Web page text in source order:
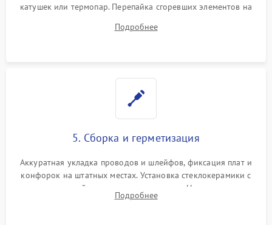
катушек или термопар. Перепайка сгоревших элементов на
дорожек. Очистка контактов и замена поврежденной
Подробнее
5. Сборка и герметизация
Аккуратная укладка проводов и шлейфов, фиксация плат и
конфорок на штатных местах. Установка стеклокерамики с
проверкой равномерности зазоров. Нанесение
термостойкого герметика или укладка уплотнительной
Подробнее